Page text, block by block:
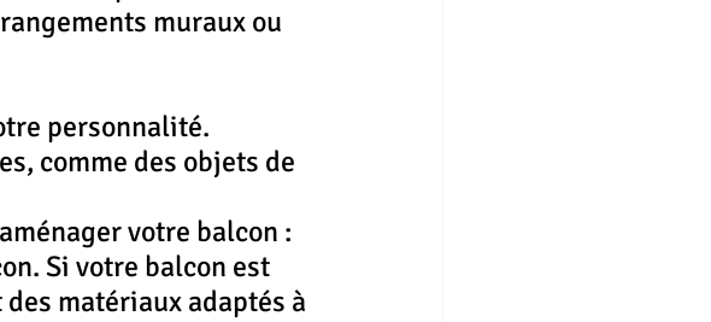
muraux ou
personnalité.
comme des objets de
votre balcon :
Si votre balcon est
matériaux adaptés à